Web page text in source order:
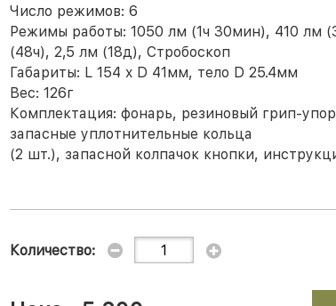
Число режимов: 6
Режимы работы: 1050 лм (1ч 30мин), 410 лм
(48ч), 2,5 лм (18д), Стробоскоп
Габариты: L 154 x D 41мм, тело D 25.4мм
Вес: 126г
Комплектация: фонарь, резиновый грип-
запасные уплотнительные кольца
(2 шт.), запасной колпачок кнопки,
Количество: